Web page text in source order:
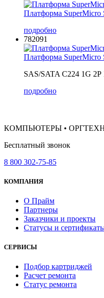
Платформа SuperMicro
подробно
782091
Платформа
SAS/SATA C224 1G 2P
подробно
КОМПЬЮТЕРЫ •
Бесплатный звонок
8 800 302-75-85
КОМПАНИЯ
О Прайм
Партнеры
Заказчики и проекты
Статусы и
СЕРВИСЫ
Подбор картриджей
Расчет ремонта
Статус ремонта